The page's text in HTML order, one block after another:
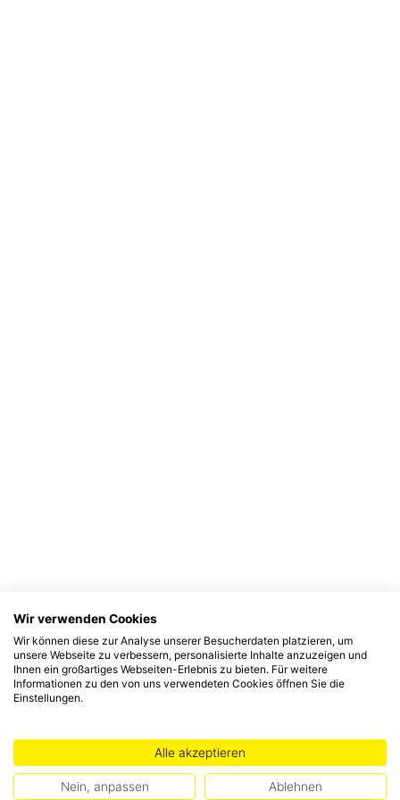
Wir verwenden Cookies
Wir können diese zur Analyse unserer Besucherdaten platzieren, um
unsere Webseite zu verbessern, personalisierte Inhalte anzuzeigen und
Ihnen ein großartiges Webseiten-Erlebnis zu bieten. Für weitere
Informationen zu den von uns verwendeten Cookies öffnen Sie die
Einstellungen.
Alle akzeptieren
Nein, anpassen Ablehnen